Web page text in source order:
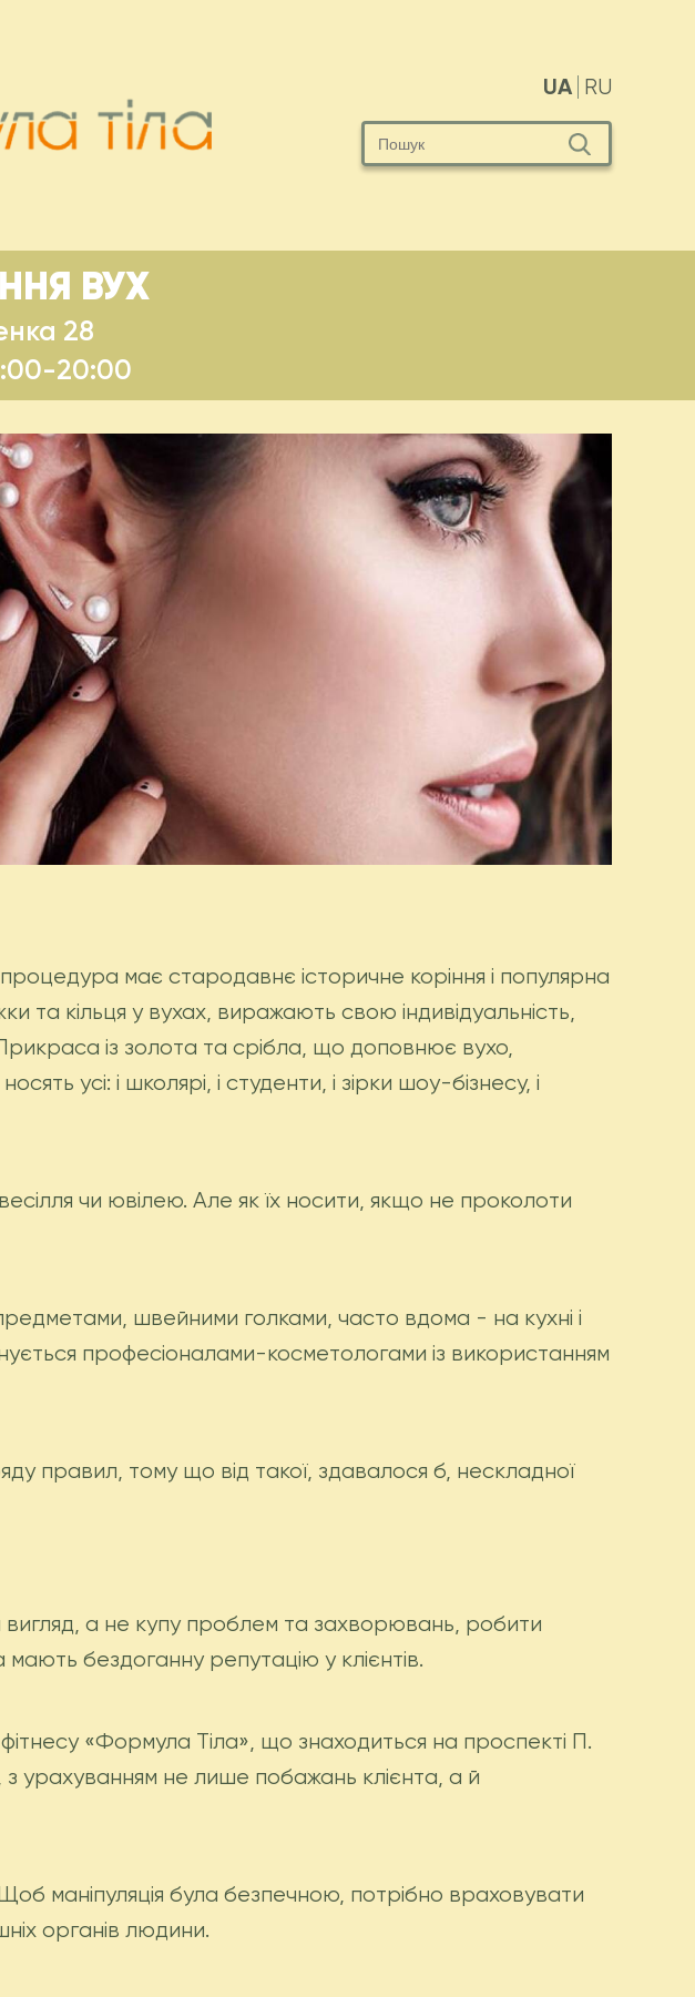
RU
UA
ВУХ
28
20:00
має стародавнє історичне коріння і популярна
та кільця у вухах, виражають свою індивідуальність,
із золота та срібла, що доповнює вухо,
усі: і школярі, і студенти, і зірки шоу-бізнесу, і
чи ювілею. Але як їх носити, якщо не проколоти
швейними голками, часто вдома - на кухні і
професіоналами-косметологами із використанням
правил, тому що від такої, здавалося б, нескладної
а не купу проблем та захворювань, робити
бездоганну репутацію у клієнтів.
«Формула Тіла», що знаходиться на проспекті П.
урахуванням не лише побажань клієнта, а й
маніпуляція була безпечною, потрібно враховувати
органів людини.